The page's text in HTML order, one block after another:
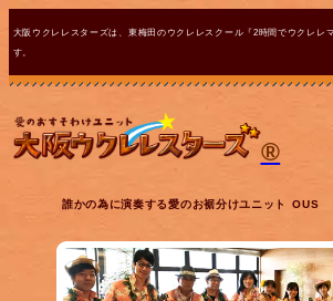
大阪ウクレレスターズは、東梅田のウクレレスクール『2時間でウクレレ
す。
®
誰かの為に演奏する愛のお裾分けユニット OUS